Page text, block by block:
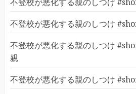
不登校が悪化する親のしつけ
不登校が悪化する親のしつけ
不登校が悪化する親のしつけ
親
不登校が悪化する親のしつけ